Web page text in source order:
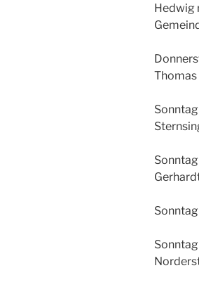
Hedwig